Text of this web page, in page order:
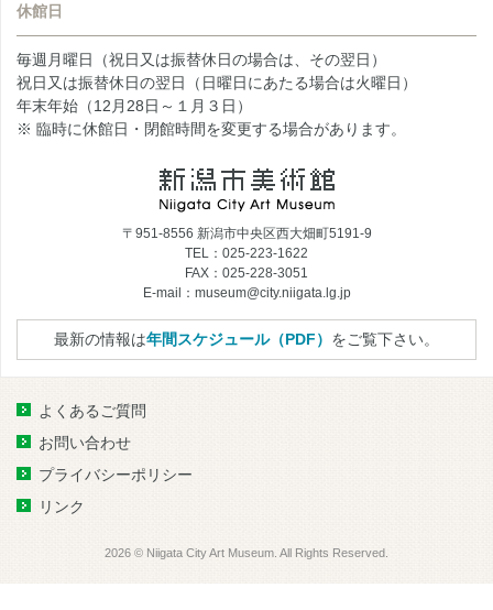
休館日
毎週月曜日（祝日又は振替休日の場合は、その翌日）
祝日又は振替休日の翌日（日曜日にあたる場合は火曜日）
年末年始（12月28日～１月３日）
※ 臨時に休館日・閉館時間を変更する場合があります。
〒951-8556 新潟市中央区西大畑町5191-9
TEL：025-223-1622
FAX：025-228-3051
E-mail：museum@city.niigata.lg.jp
最新の情報は年間スケジュール（PDF） をご覧下さい。
よくあるご質問
お問い合わせ
プライバシーポリシー
リンク
2026 © Niigata City Art Museum. All Rights Reserved.